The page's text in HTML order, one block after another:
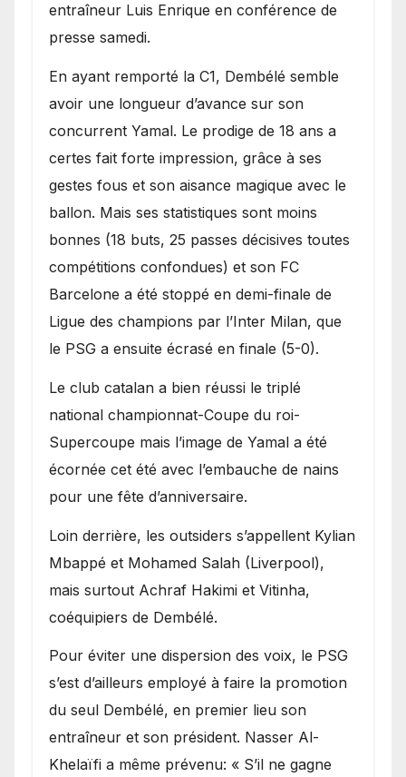
entraîneur Luis Enrique en conférence de
presse samedi.
En ayant remporté la C1, Dembélé semble
avoir une longueur d’avance sur son
concurrent Yamal. Le prodige de 18 ans a
certes fait forte impression, grâce à ses
gestes fous et son aisance magique avec le
ballon. Mais ses statistiques sont moins
bonnes (18 buts, 25 passes décisives toutes
compétitions confondues) et son FC
Barcelone a été stoppé en demi-finale de
Ligue des champions par l’Inter Milan, que
le PSG a ensuite écrasé en finale (5-0).
Le club catalan a bien réussi le triplé
national championnat-Coupe du roi-
Supercoupe mais l’image de Yamal a été
écornée cet été avec l’embauche de nains
pour une fête d’anniversaire.
Loin derrière, les outsiders s’appellent Kylian
Mbappé et Mohamed Salah (Liverpool),
mais surtout Achraf Hakimi et Vitinha,
coéquipiers de Dembélé.
Pour éviter une dispersion des voix, le PSG
s’est d’ailleurs employé à faire la promotion
du seul Dembélé, en premier lieu son
entraîneur et son président. Nasser Al-
Khelaïfi a même prévenu: « S’il ne gagne